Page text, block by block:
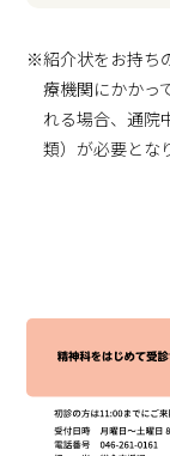
※紹介状をお持ち
療機関にかかっ
れる場合、通院
類）が必要とな